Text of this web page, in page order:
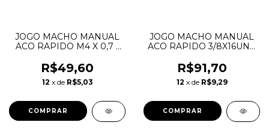
JOGO MACHO MANUAL
ACO RAPIDO M4 X 0,7 -
R$49,60
12 x de R$5,03
JOGO MACHO MANUAL
ACO RAPIDO 3/8X16UNC
R$91,70
12 x de R$9,29